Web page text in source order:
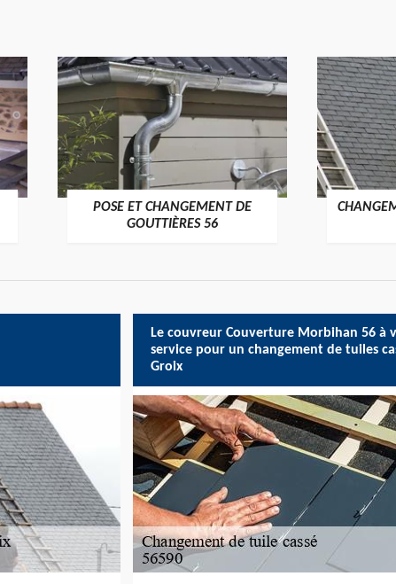
>
POSE ET CHANGEMENT DE
GOUTTIÈRES 56
Le couvreur Couverture Morbihan 56 à
service pour un changement de tuiles
Groix